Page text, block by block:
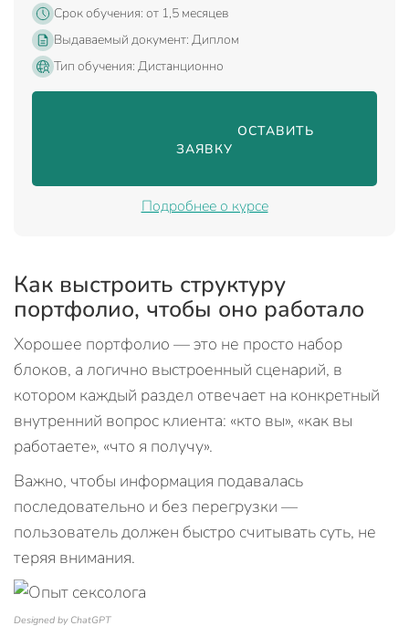
Срок обучения: от 1,5 месяцев
Выдаваемый документ: Диплом
Тип обучения: Дистанционно
                                ОСТАВИТЬ
ЗАЯВКУ
Подробнее о курсе
Как выстроить структуру
портфолио, чтобы оно работало
Хорошее портфолио — это не просто набор
блоков, а логично выстроенный сценарий, в
котором каждый раздел отвечает на конкретный
внутренний вопрос клиента: «кто вы», «как вы
работаете», «что я получу».
Важно, чтобы информация подавалась
последовательно и без перегрузки —
пользователь должен быстро считывать суть, не
теряя внимания.
Designed by ChatGPT